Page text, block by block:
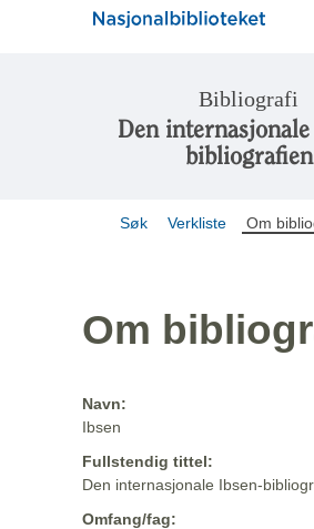
Bibliografi
Den
bibliografien
Søk Verkliste Om
Om
Navn:
Ibsen
Fullstendig tittel:
Den internasjonale Ibsen-
Omfang/fag: